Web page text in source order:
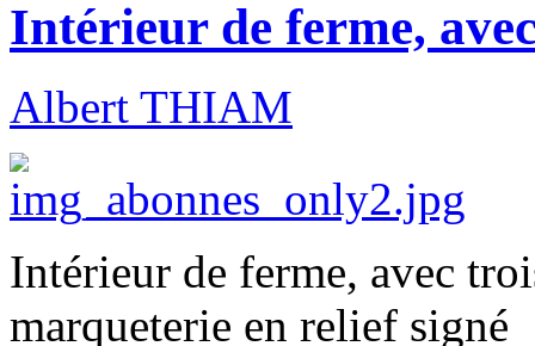
Intérieur de ferme,
Albert THIAM
Intérieur de ferme, avec
marqueterie en relief signé